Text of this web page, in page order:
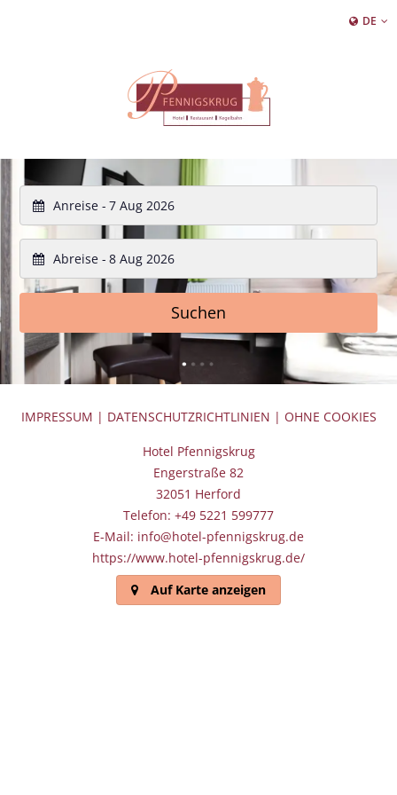
DE
Anreise -
Abreise -
IMPRESSUM | DATENSCHUTZRICHTLINIEN | OHNE COOKIES
Hotel Pfennigskrug
Engerstraße 82
32051 Herford
Telefon: +49 5221 599777
E-Mail: info@hotel-pfennigskrug.de
https://www.hotel-pfennigskrug.de/
Auf Karte anzeigen